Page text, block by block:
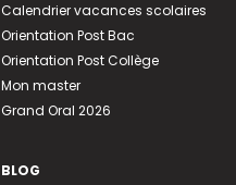
Calendrier vacances scolaires
Orientation Post Bac
Orientation Post Collège
Mon master
Grand Oral 2026
BLOG